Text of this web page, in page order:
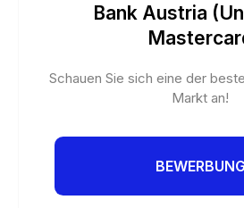
Bank Austria
Schauen Sie sich eine der
Markt an!
BEWERBUNG